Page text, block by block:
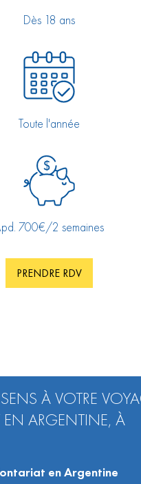
Dès 18 ans
Toute l'année
700€/2 semaines
PRENDRE RDV
À VOTRE
ARGENTINE, À
en Argentine